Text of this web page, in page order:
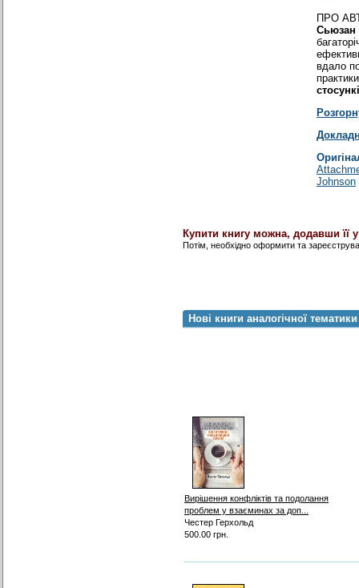
ПРО
Сьюзан
вдало
Johnson
Купити книгу можна, додавши
Потім, необхідно оформити та
Нові книги аналогічної тематики
Вирішення конфліктів та подолання
проблем у взаєминах за доп...
Честер Герхольд
500.00 грн.